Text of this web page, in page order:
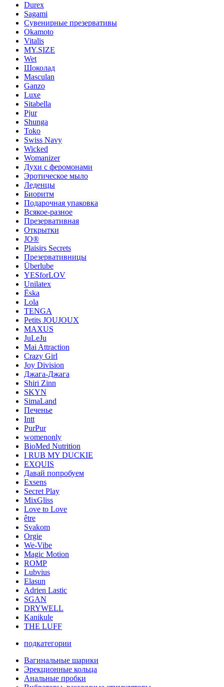
Durex
Sagami
Сувенирные презервативы
Okamoto
Vitalis
MY.SIZE
Wet
Шоколад
Masculan
Ganzo
Luxe
Sitabella
Pjur
Shunga
Toko
Swiss Navy
Wicked
Womanizer
Духи с феромонами
Эротическое мыло
Леденцы
Биоритм
Подарочная упаковка
Всякое-разное
Презервативная
Открытки
JO®
Plaisirs Secrets
Презервативницы
Überlube
YESforLOV
Unilatex
Ёska
Lola
TENGA
Petits JOUJOUX
MAXUS
JuLeJu
Mai Attraction
Crazy Girl
Joy Division
Джага-Джага
Shiri Zinn
SKYN
SimaLand
Печенье
Intt
PurPur
womenonly
BioMed Nutrition
I RUB MY DUCKIE
EXQUIS
Давай попробуем
Exsens
Secret Play
MixGliss
Love to Love
être
Svakom
Orgie
We-Vibe
Magic Motion
ROMP
Lubvius
Elasun
Adrien Lastic
SGAN
DRYWELL
Kanikule
THE LUFF
подкатегории
Вагинальные шарики
Эрекционные кольца
Анальные пробки